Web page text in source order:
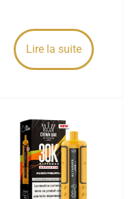
Lire la suite